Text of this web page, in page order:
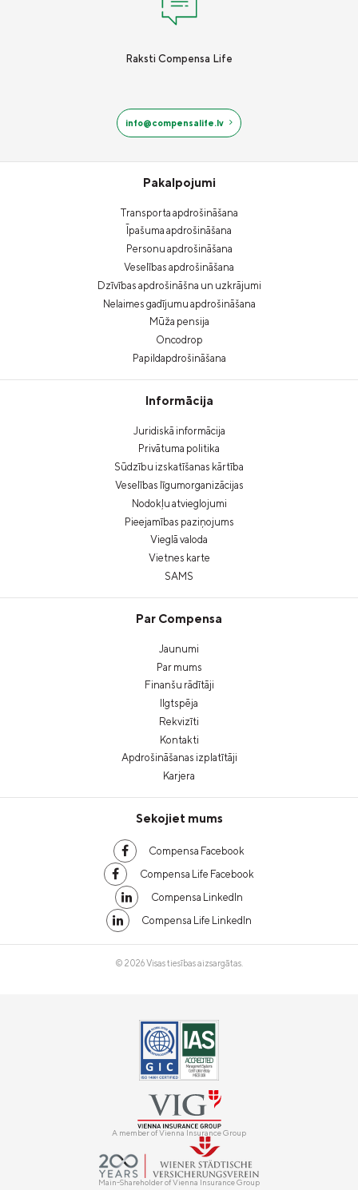
Raksti Compensa Life
info@compensalife.lv
Pakalpojumi
Transporta apdrošināšana
Īpašuma apdrošināšana
Personu apdrošināšana
Veselības apdrošināšana
Dzīvības apdrošināšna un uzkrājumi
Nelaimes gadījumu apdrošināšana
Mūža pensija
Oncodrop
Papildapdrošināšana
Informācija
Juridiskā informācija
Privātuma politika
Sūdzību izskatīšanas kārtība
Veselības līgumorganizācijas
Nodokļu atvieglojumi
Pieejamības paziņojums
Vieglā valoda
Vietnes karte
SAMS
Par Compensa
Jaunumi
Par mums
Finanšu rādītāji
Ilgtspēja
Rekvizīti
Kontakti
Apdrošināšanas izplatītāji
Karjera
Sekojiet mums
Compensa Facebook
Compensa Life Facebook
Compensa LinkedIn
Compensa Life LinkedIn
© 2026 Visas tiesības aizsargātas.
A member of Vienna Insurance Group
Main-Shareholder of Vienna Insurance Group